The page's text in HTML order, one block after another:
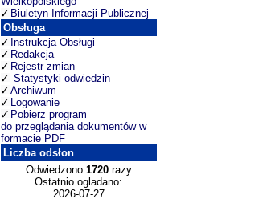
Biuletyn Informacji Publicznej
Obsługa
Instrukcja Obsługi
Redakcja
Rejestr zmian
Statystyki odwiedzin
Archiwum
Logowanie
Pobierz program
do przeglądania dokumentów w
formacie PDF
Liczba odsłon
Odwiedzono 1720razy
Ostatnio ogladano:
2026-07-27